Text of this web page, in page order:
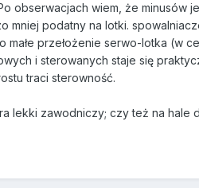
obserwacjach wiem, że
mniej podatny na lotki.
przełożenie serwo-lotka (w
i sterowanych staje się
traci sterowność.
lekki zawodniczy; czy też na hale